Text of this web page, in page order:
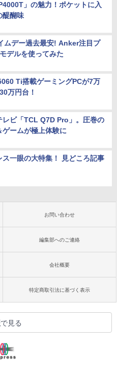
」の魅力！ポケットに入
醍醐味
ムデー過去最安! Anker注目プ
デルを使ってみた
Ti搭載ゲーミングPCが7万
万円台！
レビ「TCL Q7D Pro」。圧巻の
ームが極上体験に
ス一眼の大特集！ 見どころ記事
お問い合わせ
編集部へのご連絡
会社概要
特定商取引法に基づく表示
見る